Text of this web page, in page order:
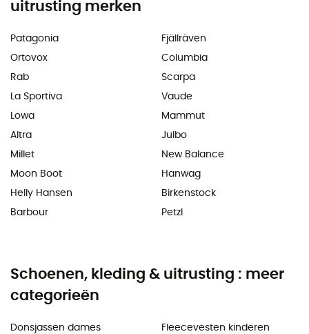
uitrusting merken
Patagonia
Ortovox
Rab
La Sportiva
Lowa
Altra
Millet
Moon Boot
Helly Hansen
Barbour
Fjällräven
Columbia
Scarpa
Vaude
Mammut
Julbo
New Balance
Hanwag
Birkenstock
Petzl
Schoenen, kleding & uitrusting : meer
categorieën
Donsjassen dames
Fleecevesten kinderen